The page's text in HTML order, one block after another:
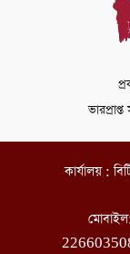
কার্যালয় :